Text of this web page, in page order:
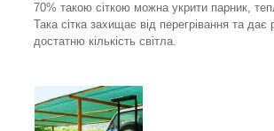
70% такою сіткою можна укрити парник,
Така сітка захищає від перегрівання та дає
достатню кількість світла.